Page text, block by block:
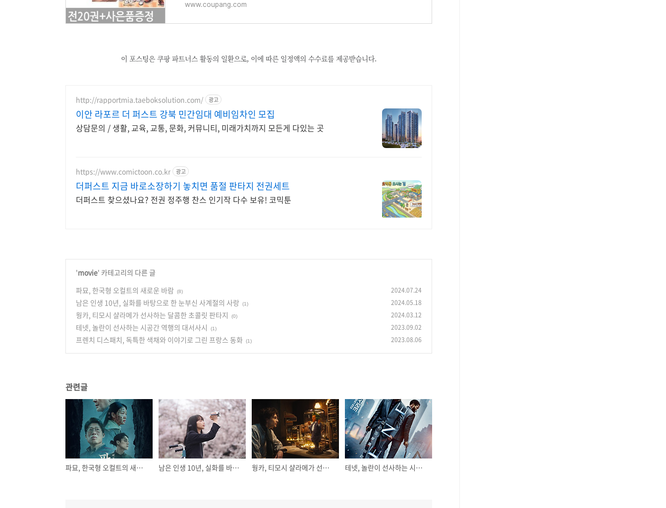
www.coupang.com
이 포스팅은 쿠팡 파트너스 활동의 일환으로, 이에 따른 일정액의 수수료를 제공받습니다.
http://rapportmia.taeboksolution.com/ 광고
이안 라포르 더 퍼스트 강북 민간임대 예비임차인 모집
상담문의 / 생활, 교육, 교통, 문화, 커뮤니티, 미래가치까지 모든게 다있는 곳
https://www.comictoon.co.kr 광고
더퍼스트 지금 바로소장하기 놓치면 품절 판타지 전권세트
더퍼스트 찾으셨나요? 전권 정주행 찬스 인기작 다수 보유! 코믹툰
'movie' 카테고리의 다른 글
파묘, 한국형 오컬트의 새로운 바람 (8) 2024.07.24
남은 인생 10년, 실화를 바탕으로 한 눈부신 사계절의 사랑 (1) 2024.05.18
웡카, 티모시 샬라메가 선사하는 달콤한 초콜릿 판타지 (0) 2024.03.12
테넷, 놀란이 선사하는 시공간 역행의 대서사시 (1) 2023.09.02
프렌치 디스패치, 독특한 색채와 이야기로 그린 프랑스 동화 (1) 2023.08.06
관련글
파묘, 한국형 오컬트의 새로운 바람 남은 인생 10년, 실화를 바탕으로 한 눈부신 사계절의 사랑 웡카, 티모시 샬라메가 선사하는 달콤한 초콜릿 판타지 테넷, 놀란이 선사하는 시공간 역행의 대서사시